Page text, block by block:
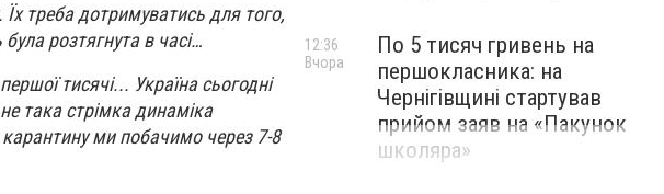
треба дотримуватись для того,
розтягнута в часі…
тисячі... Україна сьогодні
така стрімка динаміка
карантину ми побачимо через 7-8
По 5 тисяч гривень на
першокласника: на
Чернігівщині стартував
прийом заяв на «Пакунок
школяра»
12:36
Вчора